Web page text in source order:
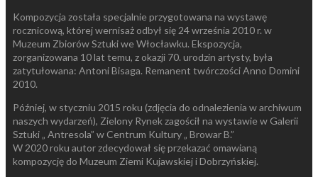
Kompozycja została specjalnie przygotowana na wystawę
rocznicową, której wernisaż odbył się 24 września 2010 r. w
Muzeum Zbiorów Sztuki we Włocławku. Ekspozycja,
zorganizowana 10 lat temu, z okazji 70. urodzin artysty, była
zatytułowana: Antoni Bisaga. Remanent twórczości Anno Domini
2010.
Później, w styczniu 2015 roku (zdjęcia do odnalezienia w archiwum
naszych wydarzeń), Zielony Rynek zagościł na wystawie w Galerii
Sztuki „ Antresola” w Centrum Kultury „ Browar B.”
W 2020 roku autor zdecydował się przekazać omawianą
kompozycję do Muzeum Ziemi Kujawskiej i Dobrzyńskiej.